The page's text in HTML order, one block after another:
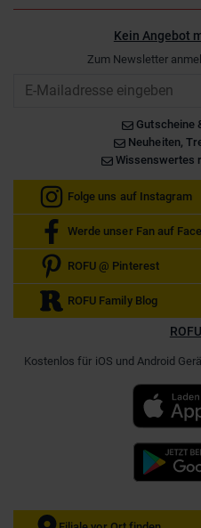
Kein Angebot
Zum Newsletter
Gutscheine
Neuheiten,
Wissenswertes
Folge uns auf Instagram
Werde unser Fan auf
ROFU @ Pinterest
ROFU Family Blog
Kostenlos für iOS und Android